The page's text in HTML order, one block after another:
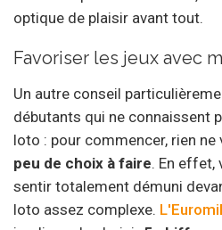
optique de plaisir avant tout.
Favoriser les jeux avec
Un autre conseil
débutants qui ne connaissent
loto : pour commencer, rien ne
peu de choix à faire. En effet,
sentir totalement démuni
loto assez complexe.